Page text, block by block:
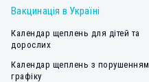
Вакцинація в Україні
Календар щеплень для дітей та
дорослих
Календар щеплень з порушенням
графіку